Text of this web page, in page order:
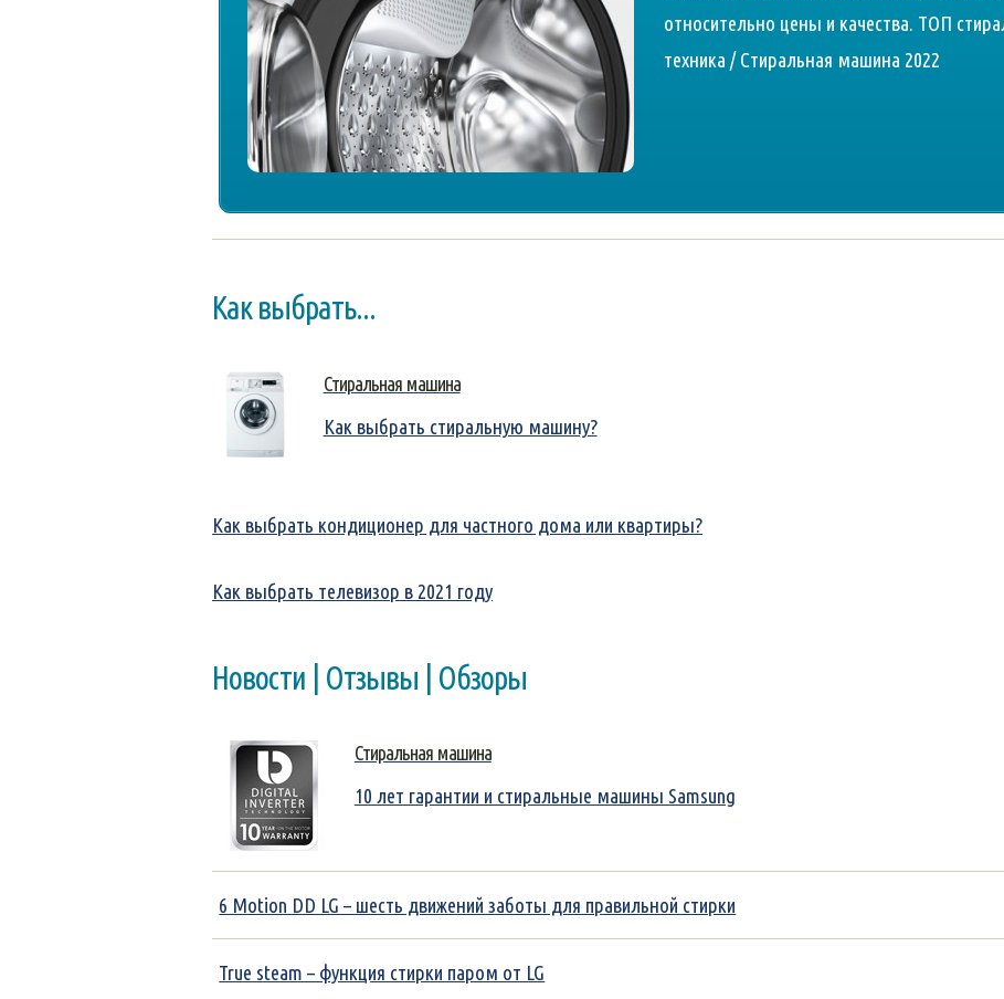
относительно цены и качества. ТОП
техника / Стиральная машина 2022
Как выбрать...
Стиральная машина
Как выбрать стиральную машину?
Как выбрать кондиционер для частного дома или квартиры?
Как выбрать телевизор в 2021 году
Новости | Отзывы | Обзоры
Стиральная машина
10 лет гарантии и стиральные машины Samsung
6 Motion DD LG – шесть движений заботы для правильной стирки
True steam – функция стирки паром от LG